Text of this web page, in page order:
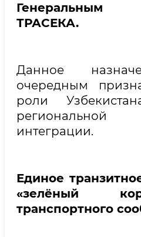
Генеральным
ТРАСЕКА.
Данное
очередным
роли
региональной
интеграции.
Единое
«зелёный
транспортного